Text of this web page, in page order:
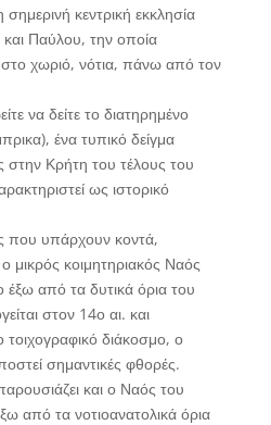
κεντρική εκκλησία
Παύλου, την οποία
στο χωριό, νότια, πάνω από τον
να δείτε το διατηρημένο
ένα τυπικό δείγμα
στην Κρήτη του τέλους του
ως ιστορικό
που υπάρχουν κοντά,
μικρός κοιμητηριακός Ναός
έξω από τα δυτικά όρια του
στον 14ο αι. και
τοιχογραφικό διάκοσμο, ο
σημαντικές φθορές.
και ο Ναός του
από τα νοτιοανατολικά όρια